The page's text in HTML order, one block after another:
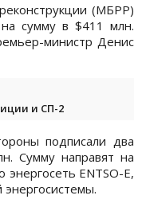
(МБРР)
сумму в $411 млн.
министр Денис
и СП-2
подписали два
Сумму направят на
ENTSO-E,
энергосистемы.